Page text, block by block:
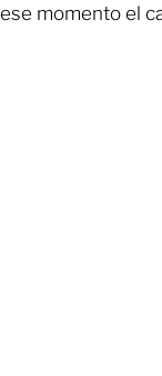
ese momento el